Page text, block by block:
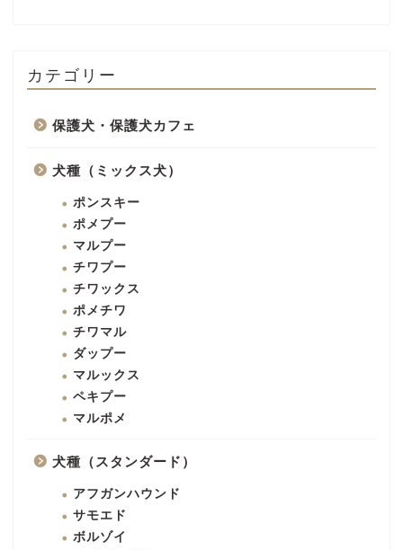
カテゴリー
保護犬・保護犬カフェ
犬種（ミックス犬）
ポンスキー
ポメプー
マルプー
チワプー
チワックス
ポメチワ
チワマル
ダップー
マルックス
ペキプー
マルポメ
犬種（スタンダード）
アフガンハウンド
サモエド
ボルゾイ